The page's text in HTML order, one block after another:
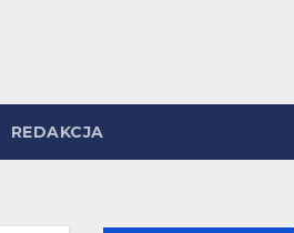
REDAKCJA